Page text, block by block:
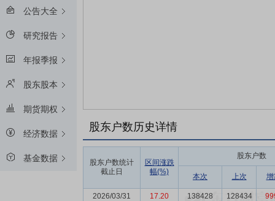
公告大全
研究报告
年报季报
股东股本
期货期权
经济数据
基金数据
股东户数历史详情
股东户数统计
截止日
区间涨跌
幅(%)
股东户数
本次 上次 增
2026/03/31 17.20 138428 128434